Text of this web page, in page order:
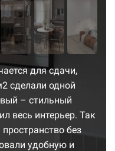
для сдачи,
сделали одной
– стильный
весь интерьер. Так
без
удобную и